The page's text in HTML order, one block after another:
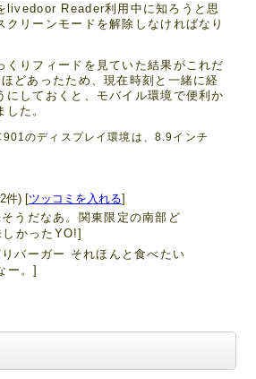
livedoor Reader利用中に知ろうと思
クリーンモードを解除しなければなり
くりフィードを見ていた結果がこれだ
どあったため、現在時刻と一緒に経
にしておくと、モバイル環境で便利か
た。
のディスプレイ環境は、8.9インチ
件) [ツッコミを入れる]
うだなあ。関東限定の南部ど
しかったYO!]
バーガー それほんと食べたい
ー。]